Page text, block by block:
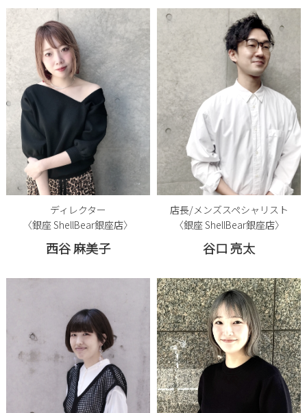
ディレクター
〈銀座 ShellBear銀座店〉
西谷 麻美子
店長/メンズスペシャリスト
〈銀座 ShellBear銀座店〉
谷口 亮太